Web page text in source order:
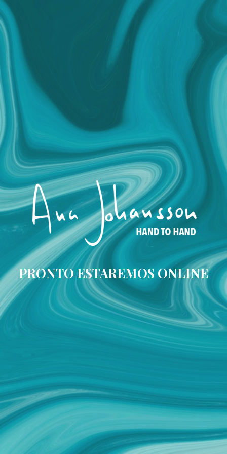
PRONTO ESTAREMOS ONLINE